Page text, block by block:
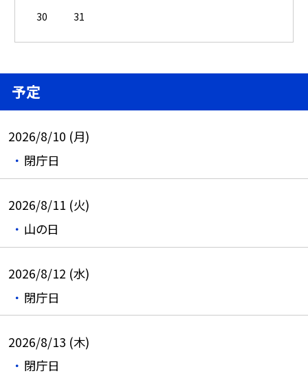
30
31
予定
2026/8/10 (月)
閉庁日
2026/8/11 (火)
山の日
2026/8/12 (水)
閉庁日
2026/8/13 (木)
閉庁日